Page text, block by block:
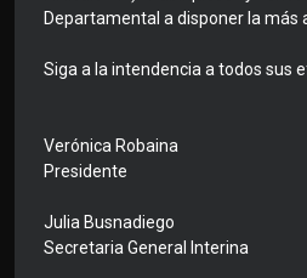
Departamental a disponer la más
Siga a la intendencia a todos sus
Verónica Robaina
Presidente
Julia Busnadiego
Secretaria General Interina